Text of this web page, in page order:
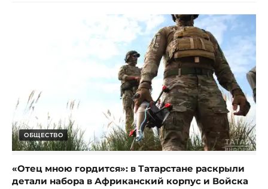
ОБЩЕСТВО
«Отец мною гордится»: в Татарстане раскрыли
детали набора в Африканский корпус и Войска